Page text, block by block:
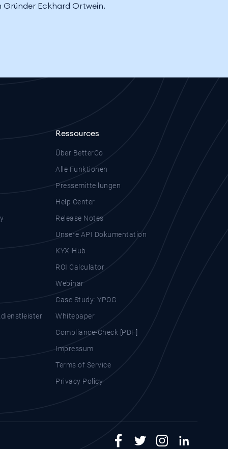
Gründer Eckhard Ortwein.
Ressources
Über BetterCo
Alle Funktionen
Pressemitteilungen
Help Center
Release Notes
Unsere API Dokumentation
KYX-Hub
ROI Calculator
Webinar
Case Study: YPOG
Whitepaper
Compliance-Check [PDF]
Impressum
Terms of Service
Privacy Policy